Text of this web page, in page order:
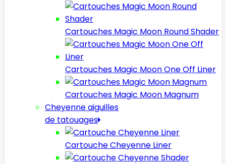
Cartouches Magic Moon Round Shader
Cartouches Magic Moon One Off Liner
Cartouches Magic Moon Magnum
Cheyenne aiguilles
de tatouages
Cartouche Cheyenne Liner